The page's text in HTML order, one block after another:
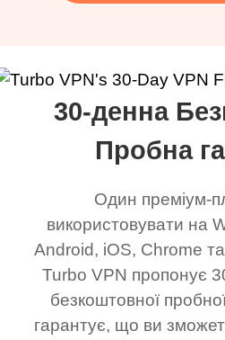
30-денна
Пробна
Один преміум-
використовувати на
Android, iOS, Chrome
Turbo VPN пропонує
безкоштовної
гарантує, що ви